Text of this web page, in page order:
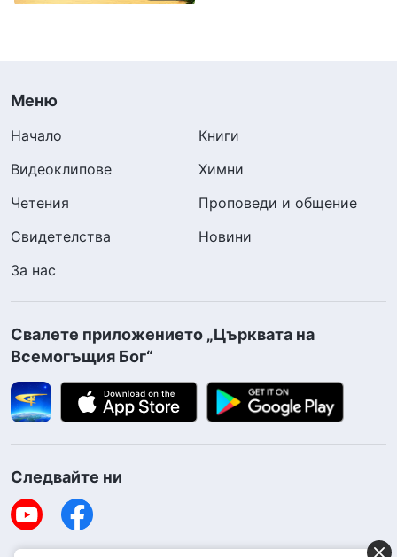
Меню
Начало
Книги
Видеоклипове
Химни
Четения
Проповеди и общение
Свидетелства
Новини
За нас
Свалете приложението „Църквата на
Всемогъщия Бог“
Следвайте ни